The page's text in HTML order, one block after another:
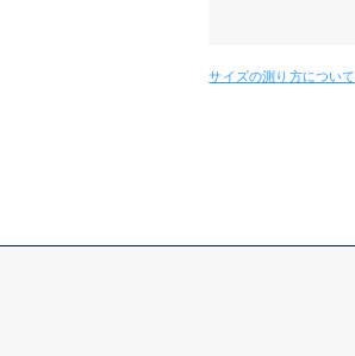
サイズの測り方について